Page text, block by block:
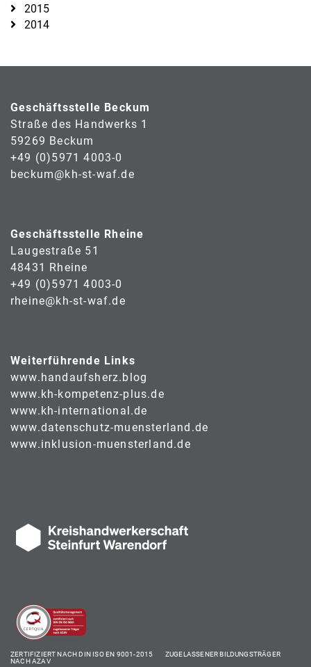
2015
2014
Geschäftsstelle Beckum
Straße des Handwerks 1
59269 Beckum
+49 (0)5971 4003-0
beckum@kh-st-waf.de
Geschäftsstelle Rheine
Laugestraße 51
48431 Rheine
+49 (0)5971 4003-0
rheine@kh-st-waf.de
Weiterführende Links
www.handaufsherz.blog
www.kh-kompetenz-plus.de
www.kh-international.de
www.datenschutz-muensterland.de
www.inklusion-muensterland.de
ZERTIFIZIERT NACH DIN ISO EN 9001-2015 ZUGELASSENER BILDUNGSTRÄGER
NACH AZAV